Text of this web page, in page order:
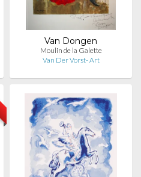
Van Dongen
Moulin de la Galette
Van Der Vorst- Art